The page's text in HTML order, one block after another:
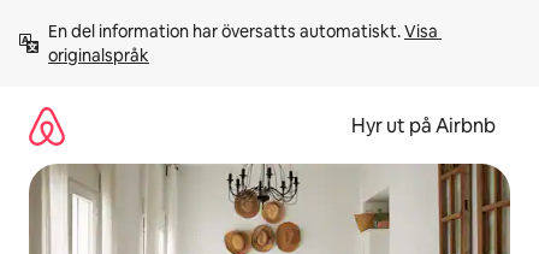
innehåll
En del information har översatts automatiskt. Visa
originalspråk
Hyr ut på Airbnb